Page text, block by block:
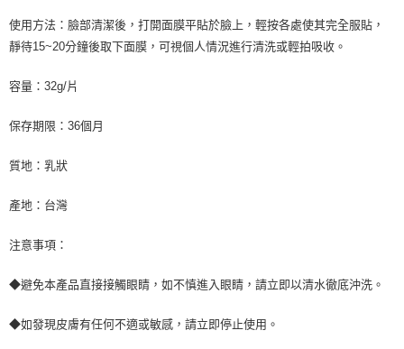
使用方法：臉部清潔後，打開面膜平貼於臉上，輕按各處使其完全服貼，
靜待15~20分鐘後取下面膜，可視個人情況進行清洗或輕拍吸收。
容量：32g/片
保存期限：36個月
質地：乳狀
產地：台灣
注意事項：
◆避免本產品直接接觸眼睛，如不慎進入眼睛，請立即以清水徹底沖洗。
◆如發現皮膚有任何不適或敏感，請立即停止使用。